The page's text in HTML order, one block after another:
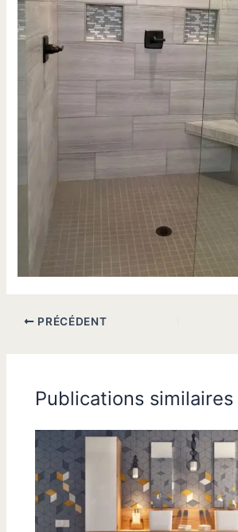
PRÉCÉDENT
Publications similaires